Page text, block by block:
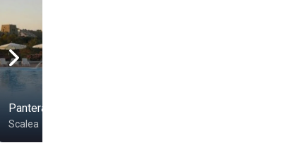
Pantera Rosa Village
Scalea